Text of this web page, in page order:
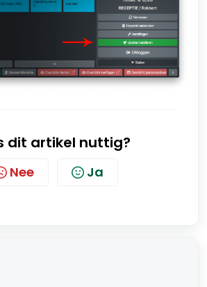
dit artikel nuttig?
Nee Ja